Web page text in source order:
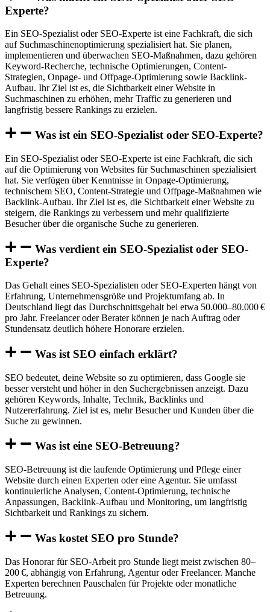
Experte?
Ein SEO-Spezialist oder SEO-Experte ist eine Fachkraft, die sich
auf Suchmaschinenoptimierung spezialisiert hat. Sie planen,
implementieren und überwachen SEO-Maßnahmen, dazu gehören
Keyword-Recherche, technische Optimierungen, Content-
Strategien, Onpage- und Offpage-Optimierung sowie Backlink-
Aufbau. Ihr Ziel ist es, die Sichtbarkeit einer Website in
Suchmaschinen zu erhöhen, mehr Traffic zu generieren und
langfristig bessere Rankings zu erzielen.
Was ist ein SEO-Spezialist oder SEO-Experte?
Ein SEO-Spezialist oder SEO-Experte ist eine Fachkraft, die sich
auf die Optimierung von Websites für Suchmaschinen spezialisiert
hat. Sie verfügen über Kenntnisse in Onpage-Optimierung,
technischem SEO, Content-Strategie und Offpage-Maßnahmen wie
Backlink-Aufbau. Ihr Ziel ist es, die Sichtbarkeit einer Website zu
steigern, die Rankings zu verbessern und mehr qualifizierte
Besucher über die organische Suche zu generieren.
Was verdient ein SEO-Spezialist oder SEO-
Experte?
Das Gehalt eines SEO-Spezialisten oder SEO-Experten hängt von
Erfahrung, Unternehmensgröße und Projektumfang ab. In
Deutschland liegt das Durchschnittsgehalt bei etwa 50.000–80.000 €
pro Jahr. Freelancer oder Berater können je nach Auftrag oder
Stundensatz deutlich höhere Honorare erzielen.
Was ist SEO einfach erklärt?
SEO bedeutet, deine Website so zu optimieren, dass Google sie
besser versteht und höher in den Suchergebnissen anzeigt. Dazu
gehören Keywords, Inhalte, Technik, Backlinks und
Nutzererfahrung. Ziel ist es, mehr Besucher und Kunden über die
Suche zu gewinnen.
Was ist eine SEO-Betreuung?
SEO-Betreuung ist die laufende Optimierung und Pflege einer
Website durch einen Experten oder eine Agentur. Sie umfasst
kontinuierliche Analysen, Content-Optimierung, technische
Anpassungen, Backlink-Aufbau und Monitoring, um langfristig
Sichtbarkeit und Rankings zu sichern.
Was kostet SEO pro Stunde?
Das Honorar für SEO-Arbeit pro Stunde liegt meist zwischen 80–
200 €, abhängig von Erfahrung, Agentur oder Freelancer. Manche
Experten berechnen Pauschalen für Projekte oder monatliche
Betreuung.